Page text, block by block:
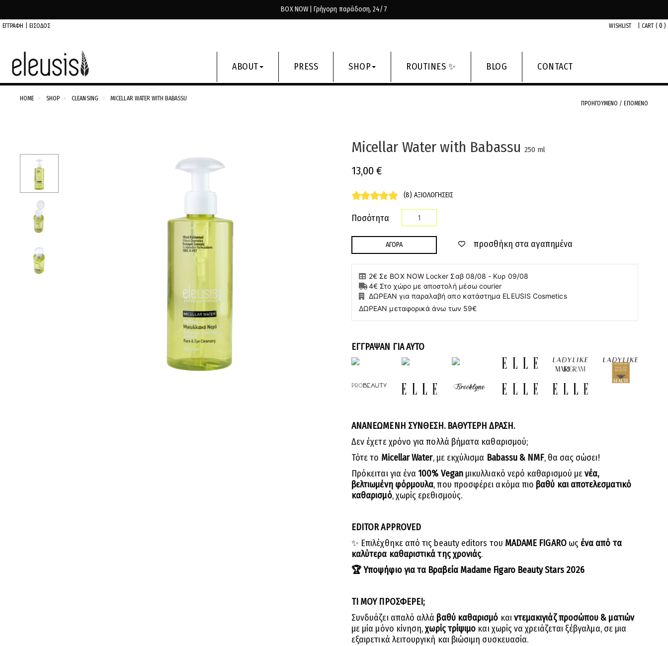
BOX NOW | Γρήγορη παράδοση, 24/7
ΕΓΓΡΑΦΗ ΕΙΣΟΔΟΣ WISHLIST CART ( 0 )
ABOUT PRESS SHOP ROUTINES ✨ BLOG CONTACT
HOME SHOP CLEANSING MICELLAR WATER WITH BABASSU
ΠΡΟΗΓΟΥΜΕΝΟ / ΕΠΟΜΕΝΟ
Micellar Water with Babassu 250 ml
13,00€
(8) ΑΞΙΟΛΟΓΉΣΕΙΣ
Ποσότητα
ΑΓΟΡΑ προσθήκη στα αγαπημένα
2€ Σε BOX NOW Locker Σαβ 08/08 - Κυρ 09/08
4€ Στο χώρο με αποστολή μέσω courier
ΔΩΡΕΑΝ για παραλαβή απο κατάστημα ELEUSIS Cosmetics
ΔΩΡΕΑΝ μεταφορικά άνω των 59€
ΕΓΓΡΑΨΑΝ ΓΙΑ ΑΥΤΟ
ΑΝΑΝΕΩΜΕΝΗ ΣΥΝΘΕΣΗ. ΒΑΘΥΤΕΡΗ ΔΡΑΣΗ.
Δεν έχετε χρόνο για πολλά βήματα καθαρισμού;
Τότε το Micellar Water, με εκχύλισμα Babassu & NMF, θα σας σώσει!
Πρόκειται για ένα100% Veganμικυλλιακό νερό καθαρισμού μενέα,
βελτιωμένη φόρμουλα, που προσφέρει ακόμα πιο βαθύ και αποτελεσματικό
καθαρισμό, χωρίς ερεθισμούς.
EDITOR APPROVED
✨ Επιλέχθηκε από τις beauty editors του MADAME FIGAROως ένα από τα
καλύτερα καθαριστικά της χρονιάς.
🏆Υποψήφιο για τα Βραβεία Madame Figaro Beauty Stars 2026
ΤΙ ΜΟΥ ΠΡΟΣΦΕΡΕΙ;
Συνδυάζει απαλό αλλά βαθύ καθαρισμό καιντεμακιγιάζ προσώπου & ματιών
με μία μόνο κίνηση,χωρίς τρίψιμο και χωρίς να χρειάζεται ξέβγαλμα, σε μια
εξαιρετικά λειτουργική και βιώσιμη συσκευασία.